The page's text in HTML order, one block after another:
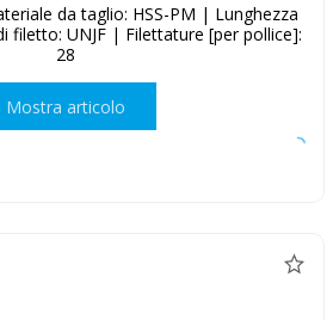
da taglio: HSS-PM | Lunghezza
filetto: UNJF | Filettature [per pollice]:
28
Mostra articolo